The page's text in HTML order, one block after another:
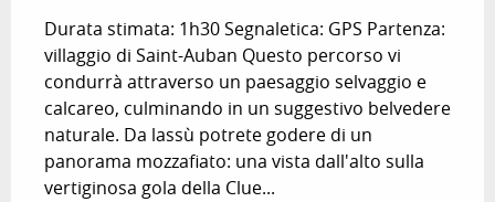
Durata stimata: 1h30 Segnaletica: GPS Partenza:
villaggio di Saint-Auban Questo percorso vi
condurrà attraverso un paesaggio selvaggio e
calcareo, culminando in un suggestivo belvedere
naturale. Da lassù potrete godere di un
panorama mozzafiato: una vista dall'alto sulla
vertiginosa gola della Clue...